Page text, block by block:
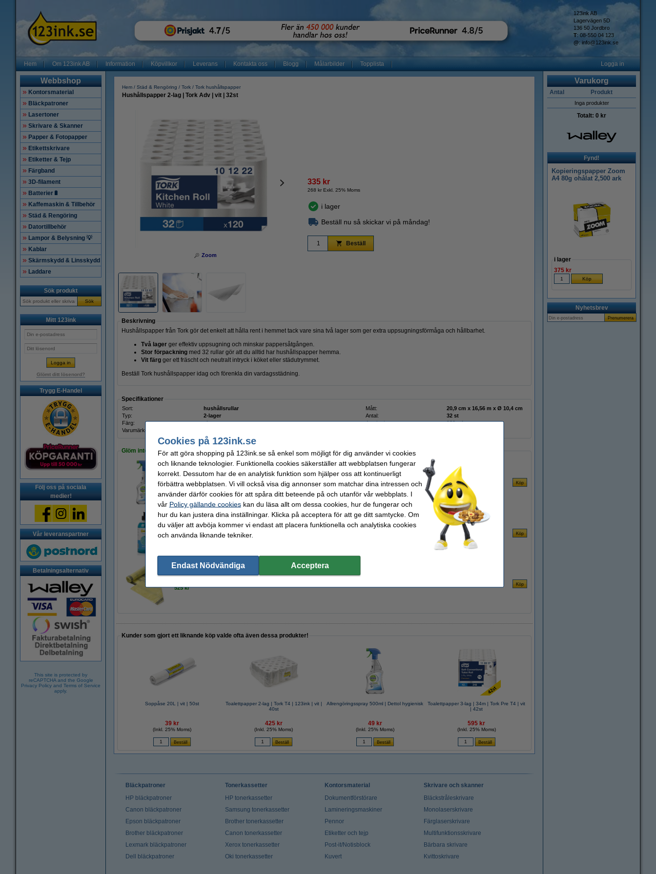
123ink AB
Lagervägen 5D
136 50 Jordbro
T: 08-550 04 123
@: info@123ink.se
Hem Om 123ink AB Information Köpvillkor Leverans Kontakta oss Blogg Målarbilder Topplista Logga in
Webbshop
Kontorsmaterial
Bläckpatroner
Lasertoner
Skrivare & Skanner
Papper & Fotopapper
Etikettskrivare
Etiketter & Tejp
Färgband
3D-filament
Batterier🔋
Kaffemaskin & Tillbehör
Städ & Rengöring
Datortillbehör
Lampor & Belysning 💡
Kablar
Skärmskydd & Linsskydd
Laddare
Sök produkt
Sök
Mitt 123ink
Glömt ditt lösenord?
Trygg E-Handel
Följ oss på sociala
medier!
Vår leveranspartner
Betalningsalternativ
This site is protected by
reCAPTCHA and the Google
Privacy Policy and Terms of Service
apply.
Hem Städ & Rengöring Tork Tork hushållspapper
Hushållspapper 2-lag | Tork Adv | vit | 32st
Zoom
335 kr
268 kr Exkl. 25% Moms
i lager
Beställ nu så skickar vi på måndag!
Beställ
Beskrivning
Hushållspapper från Tork gör det enkelt att hålla rent i hemmet tack vare sina två lager som ger extra uppsugningsförmåga och hållbarhet.
Två lager ger effektiv uppsugning och minskar pappersåtgången.
Stor förpackning med 32 rullar gör att du alltid har hushållspapper hemma.
Vit färg ger ett fräscht och neutralt intryck i köket eller städutrymmet.
Beställ Tork hushållspapper idag och förenkla din vardagsstädning.
Specifikationer
Sort: hushållsrullar Mått:
20,9 cm x 16,56 m x Ø 10,4 cm
Typ:
2-lager Antal:
32 st
Färg:
vit Antal ark:
120 ark
Varumärke:
Glöm inte att beställa!
Allrengöringsspray 500ml | Dettol hygienisk
49 kr
Handtvål 500ml | 123ink Eco Blue Lime
44 kr
525 kr
Kunder som gjort ett liknande köp valde ofta även dessa produkter!
Soppåse 20L | vit | 50st
39 kr
(Inkl. 25% Moms)
Toalettpapper 2-lag | Tork T4 | 123ink | vit |
40st
425 kr
(Inkl. 25% Moms)
Allrengöringsspray 500ml | Dettol hygienisk
49 kr
(Inkl. 25% Moms)
Toalettpapper 3-lag | 34m | Tork Pre T4 | vit
| 42st
595 kr
(Inkl. 25% Moms)
Varukorg
Antal Produkt
Inga produkter
Totalt: 0 kr
Fynd!
Kopieringspapper Zoom
A4 80g ohålat 2,500 ark
i lager
375 kr
Nyhetsbrev
Bläckpatroner
HP bläckpatroner
Canon bläckpatroner
Epson bläckpatroner
Brother bläckpatroner
Lexmark bläckpatroner
Dell bläckpatroner
Tonerkassetter
HP tonerkassetter
Samsung tonerkassetter
Brother tonerkassetter
Canon tonerkassetter
Xerox tonerkassetter
Oki tonerkassetter
Kontorsmaterial
Dokumentförstörare
Lamineringsmaskiner
Pennor
Etiketter och tejp
Post-it/Notisblock
Kuvert
Skrivare och skanner
Bläckstråleskrivare
Monolaserskrivare
Färglaserskrivare
Multifunktionsskrivare
Bärbara skrivare
Kvittoskrivare
Cookies på 123ink.se
För att göra shopping på 123ink.se så enkel som möjligt för dig använder vi cookies
och liknande teknologier. Funktionella cookies säkerställer att webbplatsen fungerar
korrekt. Dessutom har de en analytisk funktion som hjälper oss att kontinuerligt
förbättra webbplatsen. Vi vill också visa dig annonser som matchar dina intressen och
använder därför cookies för att spåra ditt beteende på och utanför vår webbplats. I
vår Policy gällande cookieskan du läsa allt om dessa cookies, hur de fungerar och
hur du kan justera dina inställningar. Klicka på acceptera för att ge ditt samtycke. Om
du väljer att avböja kommer vi endast att placera funktionella och analytiska cookies
och använda liknande tekniker.
Endast Nödvändiga Acceptera